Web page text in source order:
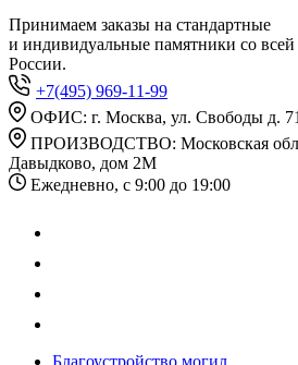
Принимаем заказы на стандартные
и индивидуальные памятники со всей
России.
+7(495) 969-11-99
ОФИС: г. Москва, ул. Свободы д.
ПРОИЗВОДСТВО: Московская
Давыдково, дом 2М
Ежедневно, с 9:00 до 19:00